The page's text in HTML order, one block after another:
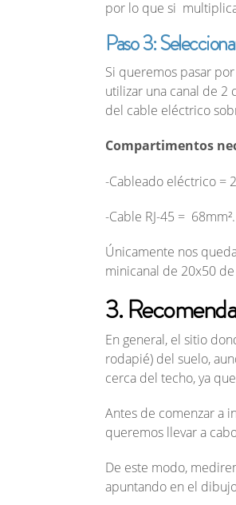
por lo que si
Paso 3:
Si queremos pasar
utilizar una canal de 2
del cable eléctrico
Compartimentos
-Cableado eléctrico =
-Cable RJ-45 = 68mm².
Únicamente nos
minicanal de 20x50
3.
En general, el sitio
rodapié) del suelo,
cerca del techo, ya
Antes de comenzar a
queremos llevar a
De este modo,
apuntando en el